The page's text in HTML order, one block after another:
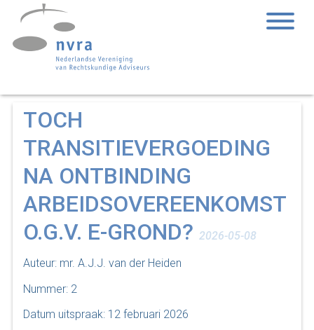
TOCH
TRANSITIEVERGOEDING
NA ONTBINDING
ARBEIDSOVEREENKOMST
O.G.V. E-GROND?2026-05-08
Auteur: mr. A.J.J. van der Heiden
Nummer: 2
Datum uitspraak: 12 februari 2026